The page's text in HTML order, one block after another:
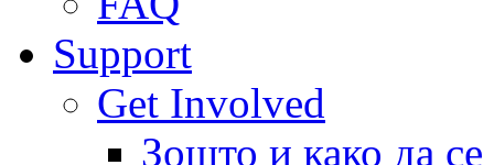
Support
Get Involved
Зошто и како да